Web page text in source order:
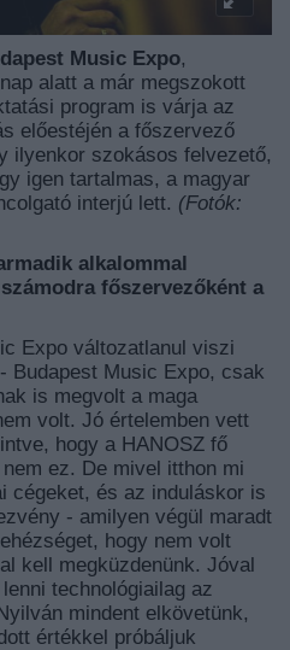
Music Expo,
alatt a már megszokott
program is várja az
előestéjén a főszervező
ilyenkor szokásos felvezető,
igen tartalmas, a magyar
interjú lett. (Fotók:
alkalommal
főszervezőként a
Expo változatlanul viszi
Budapest Music Expo, csak
is megvolt a maga
volt. Jó értelemben vett
hogy a HANOSZ fő
ez. De mivel itthon mi
cégeket, és az induláskor is
- amilyen végül maradt
hogy nem volt
kell megküzdenünk. Jóval
technológiailag az
mindent elkövetünk,
értékkel próbáljuk